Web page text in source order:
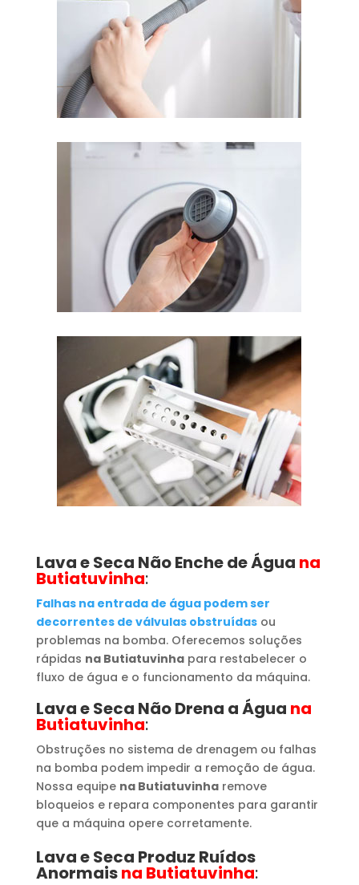
Lava e Seca Não Enche de Água na
Butiatuvinha:
Falhas na entrada de água podem ser
decorrentes de válvulas obstruídasou
problemas na bomba. Oferecemos soluções
rápidas na Butiatuvinhapara restabelecer o
fluxo de água e o funcionamento da máquina.
Lava e Seca Não Drena a Água na
Butiatuvinha:
Obstruções no sistema de drenagem ou falhas
na bomba podem impedir a remoção de água.
Nossa equipe na Butiatuvinharemove
bloqueios e repara componentes para garantir
que a máquina opere corretamente.
Lava e Seca Produz Ruídos
Anormaisna Butiatuvinha: